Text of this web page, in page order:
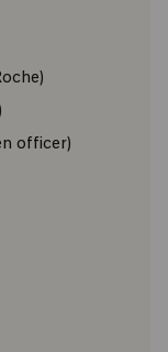
officer)